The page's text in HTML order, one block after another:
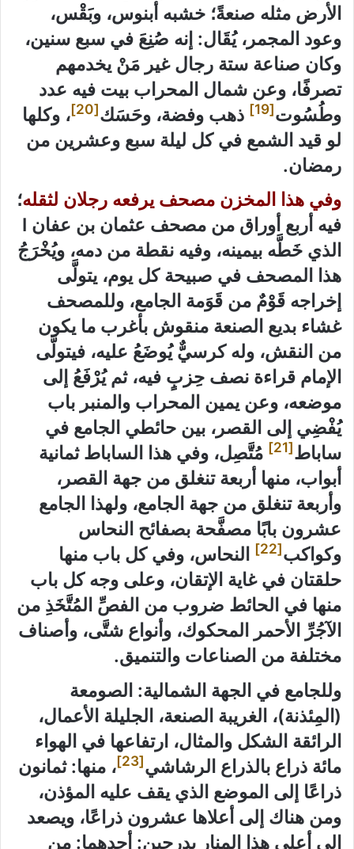
الأرض مثله صنعةً؛ خشبه أبنوس، وبَقْس،
وعود المجمر، يُقَال: إنه صُنِعَ في سبع سنين،
وكان صناعة ستة رجال غير مَنْ يخدمهم
تصرفًا، وعن شمال المحراب بيت فيه عدد
وطُسُوت[19] ذهب وفضة، وحَسَك[20]
، وكلها
لو قيد الشمع في كل ليلة سبع وعشرين من
رمضان.
وفي هذا المخزن مصحف يرفعه رجلان لثقله؛
فيه أربع أوراق من مصحف عثمان بن عفان I
الذي خَطَّه بيمينه، وفيه نقطة من دمه، ويُخْرَجُ
هذا المصحف في صبيحة كل يوم، يتولَّى
إخراجه قَوْمٌ من قَوَمة الجامع، وللمصحف
غشاء بديع الصنعة منقوش بأغرب ما يكون
من النقش، وله كرسيٌّ يُوضَعُ عليه، فيتولَّى
الإمام قراءة نصف حِزبٍ فيه، ثم يُرْفَعُ إلى
موضعه، وعن يمين المحراب والمنبر باب
يُفْضِي إلى القصر، بين حائطي الجامع في
ساباط[21]
مُتَّصِل، وفي هذا الساباط ثمانية
أبواب، منها أربعة تنغلق من جهة القصر،
وأربعة تنغلق من جهة الجامع، ولهذا الجامع
عشرون بابًا مصفَّحة بصفائح النحاس
وكواكب[22]
النحاس، وفي كل باب منها
حلقتان في غاية الإتقان، وعلى وجه كل باب
منها في الحائط ضروب من الفصِّ المُتَّخَذِ من
الآجُرِّ الأحمر المحكوك، وأنواع شتَّى، وأصناف
مختلفة من الصناعات والتنميق.
وللجامع في الجهة الشمالية: الصومعة
(المِئذنة)، الغريبة الصنعة، الجليلة الأعمال،
الرائقة الشكل والمثال، ارتفاعها في الهواء
مائة ذراع بالذراع الرشاشي[23]
، منها: ثمانون
ذراعًا إلى الموضع الذي يقف عليه المؤذن،
ومن هناك إلى أعلاها عشرون ذراعًا، ويصعد
إلى أعلى هذا المنار بدرجين: أحدهما: من